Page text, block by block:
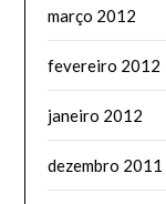
março 2012
fevereiro 2012
janeiro 2012
dezembro 2011